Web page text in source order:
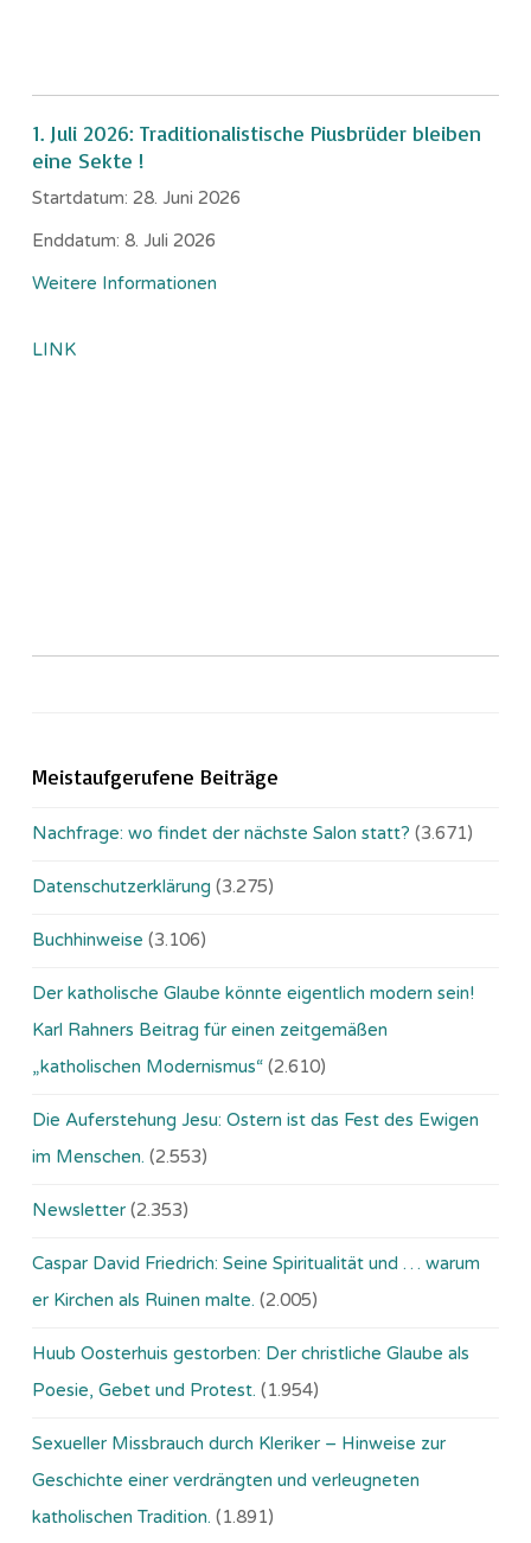
1. Juli 2026: Traditionalistische Piusbrüder bleiben
eine Sekte !
Startdatum: 28. Juni 2026
Enddatum: 8. Juli 2026
Weitere Informationen
LINK
Meistaufgerufene Beiträge
Nachfrage: wo findet der nächste Salon statt? (3.671)
Datenschutzerklärung (3.275)
Buchhinweise (3.106)
Der katholische Glaube könnte eigentlich modern sein!
Karl Rahners Beitrag für einen zeitgemäßen
„katholischen Modernismus“ (2.610)
Die Auferstehung Jesu: Ostern ist das Fest des Ewigen
im Menschen. (2.553)
Newsletter (2.353)
Caspar David Friedrich: Seine Spiritualität und … warum
er Kirchen als Ruinen malte. (2.005)
Huub Oosterhuis gestorben: Der christliche Glaube als
Poesie, Gebet und Protest. (1.954)
Sexueller Missbrauch durch Kleriker – Hinweise zur
Geschichte einer verdrängten und verleugneten
katholischen Tradition. (1.891)